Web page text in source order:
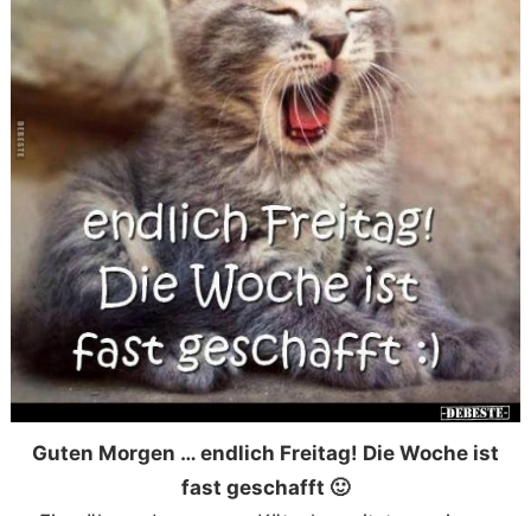
Guten Morgen … endlich Freitag! Die Woche ist
fast geschafft 🙂